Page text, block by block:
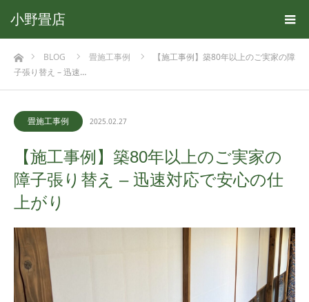
小野畳店
ホームBLOG 畳施工事例
【施工事例】築80年以上のご実家の障
子張り替え – 迅速…
畳施工事例 2025.02.27
【施工事例】築80年以上のご実家の
障子張り替え – 迅速対応で安心の仕
上がり